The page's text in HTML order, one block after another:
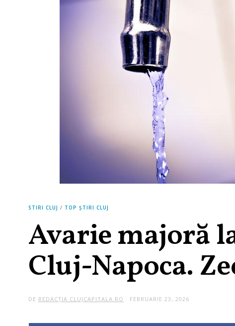
STIRI CLUJ / TOP ȘTIRI CLUJ
Avarie majoră
Cluj-Napoca.
DE REDACȚIA CLUJCAPITALA.RO FEBRUARIE 23, 2026